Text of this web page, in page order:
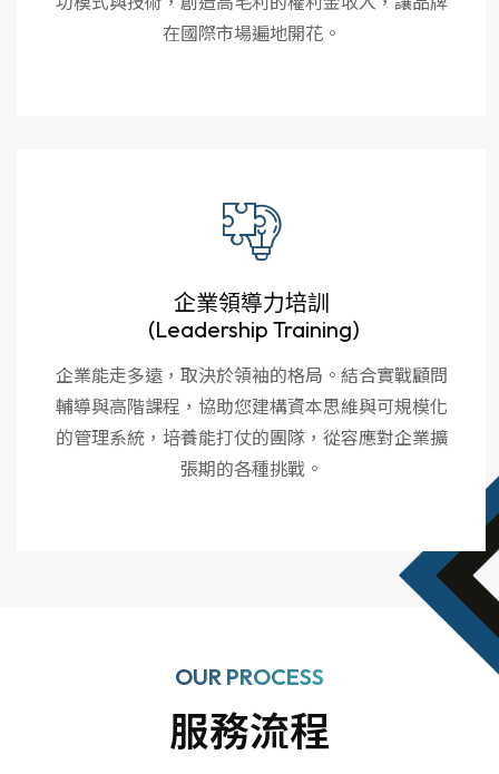
在國際市場遍地開花。
企業領導力培訓
(Leadership Training)
企業能走多遠，取決於領袖的格局。結合實戰顧問
輔導與高階課程，協助您建構資本思維與可規模化
的管理系統，培養能打仗的團隊，從容應對企業擴
張期的各種挑戰。
OUR PROCESS
服務流程